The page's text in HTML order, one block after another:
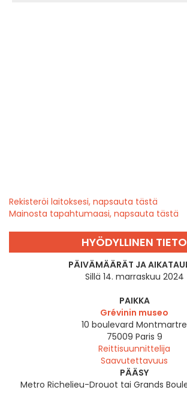
Rekisteröi laitoksesi, napsauta tästä
Mainosta tapahtumaasi, napsauta tästä
HYÖDYLLINEN TIETO
PÄIVÄMÄÄRÄT JA
Sillä 14. marraskuu 2024
PAIKKA
Grévinin museo
10 boulevard Montmartre
75009 Paris 9
Reittisuunnittelija
Saavutettavuus
PÄÄSY
Metro Richelieu-Drouot tai Grands